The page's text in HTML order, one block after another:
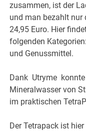
zusammen, ist der
und man bezahlt nur
24,95 Euro. Hier
folgenden
und Genussmittel.
Dank Utryme
Mineralwasser von
im praktischen
Der Tetrapack ist